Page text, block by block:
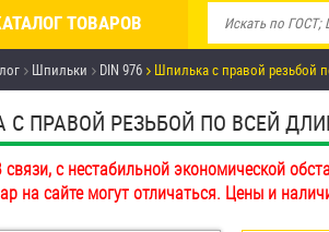
ТОВАРОВ
со скидкой
крепёж,
Шпильки DIN 976 Шпилька с правой резьбой
ПРАВОЙ РЕЗЬБОЙ ПО ВСЕЙ
с нестабильной экономической
на сайте могут отличаться. Цены и